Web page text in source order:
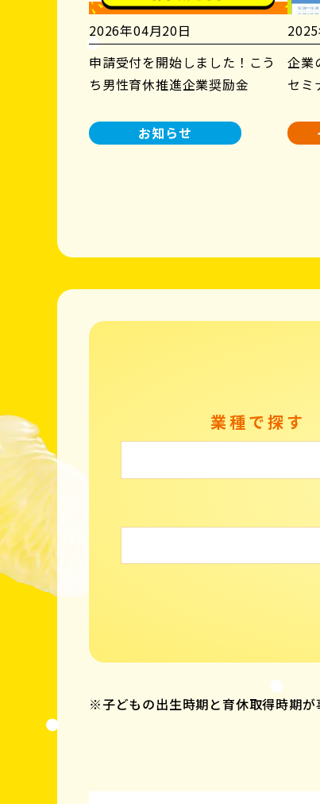
2026年04月20日
申請受付を開始しました！こう
ち男性育休推進企業奨励金
お知らせ
企業
セミ
業種で探す
※子どもの出生時期と育休取得時期が